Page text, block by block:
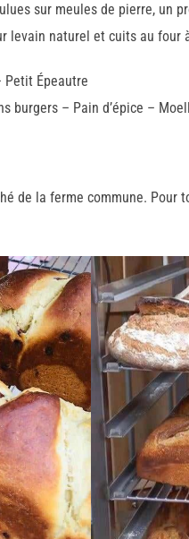
sur meules de pierre, un
levain naturel et cuits au four
Petit Épeautre
burgers – Pain d’épice –
de la ferme commune. Pour